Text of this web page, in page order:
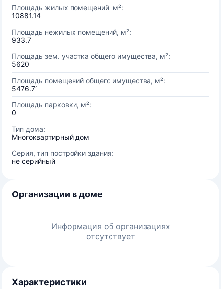
Площадь жилых помещений, м²:
10881.14
Площадь нежилых помещений, м²:
933.7
Площадь зем. участка общего имущества, м²:
5620
Площадь помещений общего имущества, м²:
5476.71
Площадь парковки, м²:
0
Тип дома:
Многоквартирный дом
Серия, тип постройки здания:
не серийный
Организации в доме
Информация об организациях
отсутствует
Характеристики